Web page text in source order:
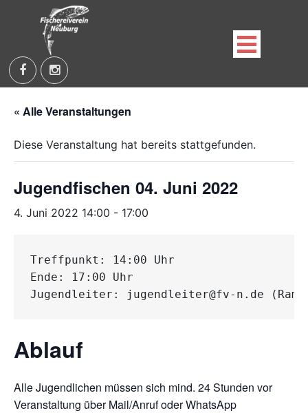
Fischereiverein Neuburg an der Kammel e.V.
« Alle Veranstaltungen
Diese Veranstaltung hat bereits stattgefunden.
Jugendfischen 04. Juni 2022
4. Juni 2022 14:00 - 17:00
Treffpunkt: 14:00 Uhr
Ende: 17:00 Uhr
Jugendleiter: jugendleiter@fv-n.de
Ablauf
Alle Jugendlichen müssen sich mind. 24 Stunden vor
Veranstaltung über Mail/Anruf oder WhatsApp